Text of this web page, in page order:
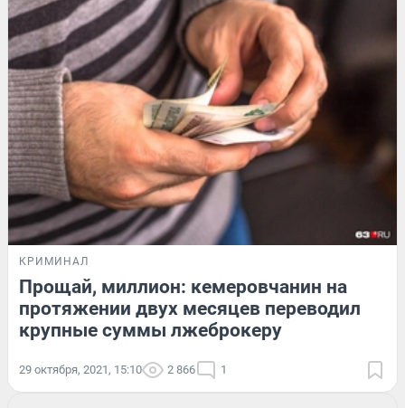
КРИМИНАЛ
Прощай, миллион: кемеровчанин на
протяжении двух месяцев переводил
крупные суммы лжеброкеру
29 октября, 2021, 15:10 2 866 1